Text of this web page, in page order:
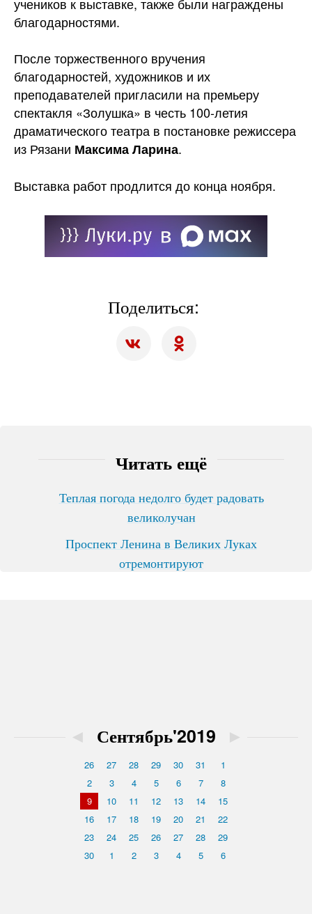
благодарностями.
После торжественного вручения
благодарностей, художников и их
преподавателей пригласили на премьеру
спектакля «Золушка» в честь 100-летия
драматического театра в постановке режиссера
из Рязани Максима Ларина.
Выставка работ продлится до конца ноября.
Поделиться:
Читать ещё
Теплая погода недолго будет радовать
великолучан
Проспект Ленина в Великих Луках
отремонтируют
◄ Сентябрь'2019 ►
26 27 28 29 30 31
1
2
3 4 5 6 7
8
9
10 11 12 13 14
15
16
17 18 19 20 21
22
23
24 25 26 27 28
29
30
1 2 3 4 5 6